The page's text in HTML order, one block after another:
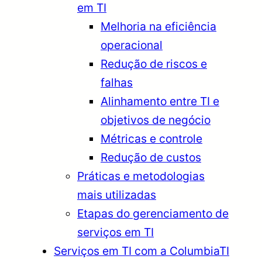
em TI
Melhoria na eficiência
operacional
Redução de riscos e
falhas
Alinhamento entre TI e
objetivos de negócio
Métricas e controle
Redução de custos
Práticas e metodologias
mais utilizadas
Etapas do gerenciamento de
serviços em TI
Serviços em TI com a ColumbiaTI